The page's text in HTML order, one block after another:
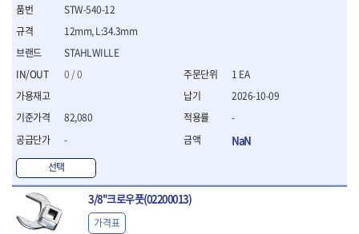
- 시계드라이버
- 정밀드라이버
- 육각복스드라이버
- 스크류드라이버
- 볼트세터
- 너트드라이버
- 자화기
- 레이저팁 드라이버
- 라쳇렌치
- 임팩엑스트라롱소켓
- 파워렌치
- 운반가방
STAHLWILLE
0 / 0
82,080
-
선택
STW-540-12
12mm, L:34.3mm
1 EA
2026-10-09
-
NaN
3/8"크로우풋(02200013)
가격표